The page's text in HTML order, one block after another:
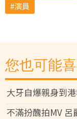
演員
您也可能
大牙自爆親身到
不滿扮醜拍MV